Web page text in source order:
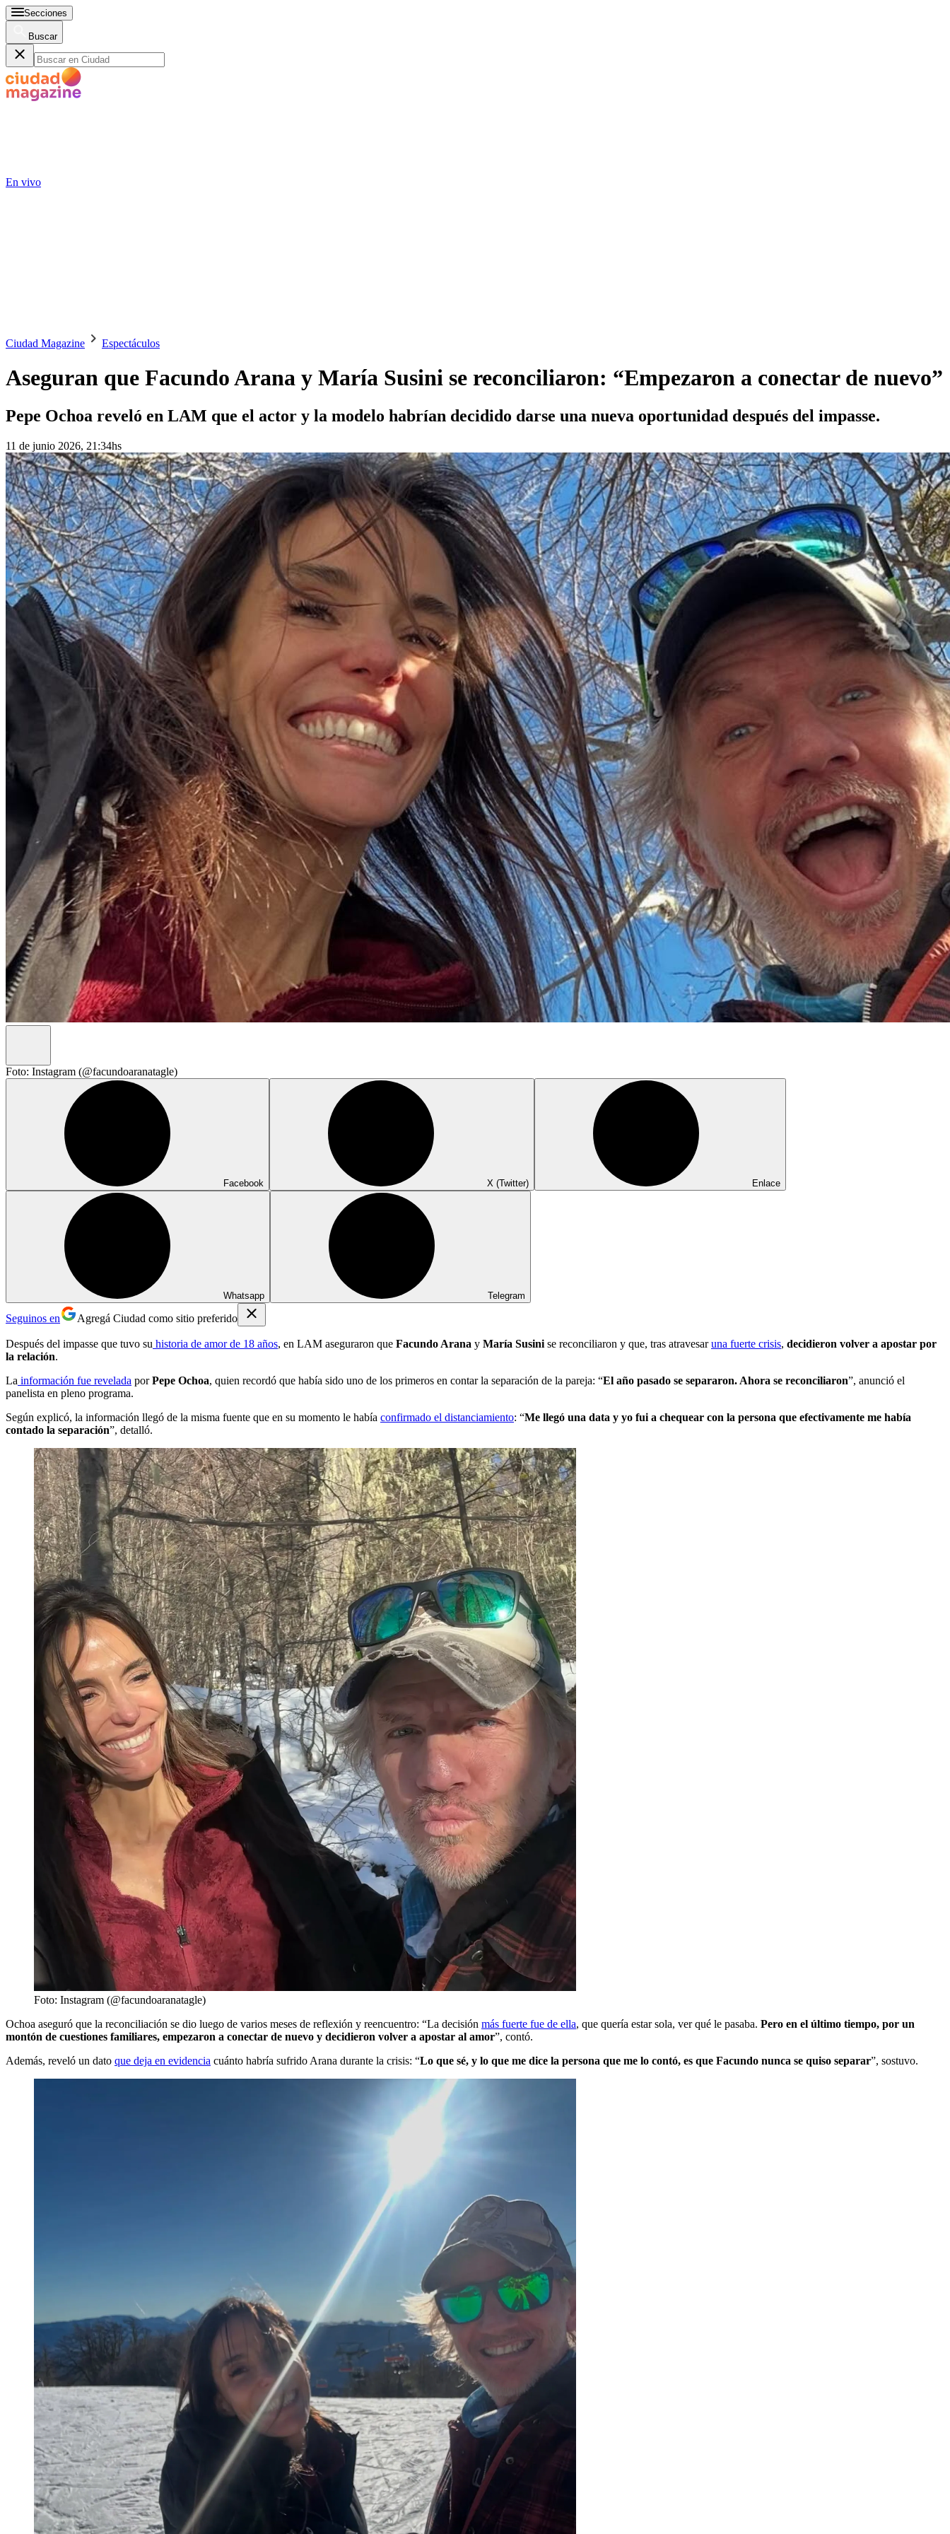
Secciones
Buscar
En vivo
Ciudad Magazine Espectáculos
Aseguran que Facundo Arana y María Susini se reconciliaron: “Empezaron a conectar de nuevo”
Pepe Ochoa reveló en LAM que el actor y la modelo habrían decidido darse una nueva oportunidad después del impasse.
11 de junio 2026, 21:34hs
Foto: Instagram (@facundoaranatagle)
Facebook X (Twitter) Enlace
Whatsapp Telegram
Seguinos en Agregá Ciudad como sitio preferido
Después del impasse que tuvo su historia de amor de 18 años, en LAM aseguraron que Facundo Arana y María Susini se reconciliaron y que, tras atravesaruna fuerte crisis, decidieron volver a apostar por
la relación.
La información fue revelada porPepe Ochoa, quien recordó que había sido uno de los primeros en contar la separación de la pareja: “El año pasado se separaron. Ahora se reconciliaron”, anunció el
panelista en pleno programa.
Según explicó, la información llegó de la misma fuente que en su momento le había confirmado el distanciamiento: “Me llegó una data y yo fui a chequear con la persona que efectivamente me había
contado la separación”, detalló.
Foto: Instagram (@facundoaranatagle)
Ochoa aseguró que la reconciliación se dio luego de varios meses de reflexión y reencuentro: “La decisión más fuerte fue de ella, que quería estar sola, ver qué le pasaba. Pero en el último tiempo, por un
montón de cuestiones familiares, empezaron a conectar de nuevo y decidieron volver a apostar al amor”, contó.
Además, reveló un dato que deja en evidencia cuánto habría sufrido Arana durante la crisis: “Lo que sé, y lo que me dice la persona que me lo contó, es que Facundo nunca se quiso separar”, sostuvo.